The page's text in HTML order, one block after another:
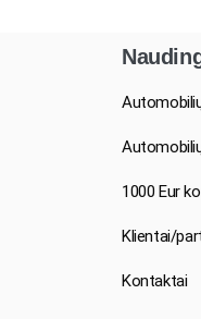
1000 Eur
Klientai/
Kontaktai